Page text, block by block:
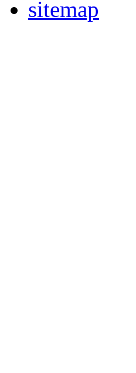
sitemap